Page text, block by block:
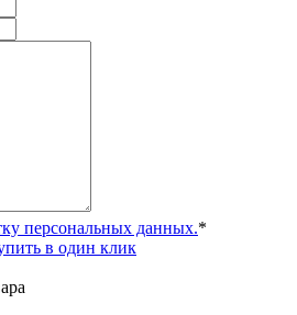
персональных данных.*
в один клик